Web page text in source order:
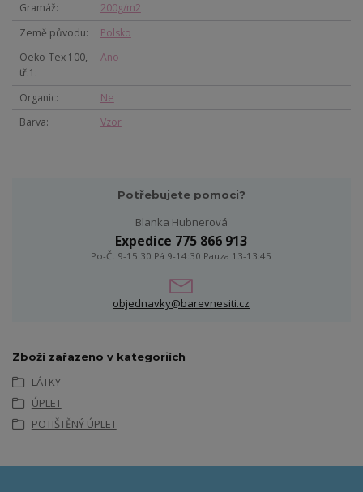
Gramáž
200g/m2
Země původu
Polsko
Oeko-Tex 100,
tř.1
Ano
Organic
Ne
Barva
Vzor
Potřebujete pomoci?
Blanka Hubnerová
Expedice 775 866 913
Po-Čt 9-15:30 Pá 9-14:30 Pauza 13-13:45
objednavky@barevnesiti.cz
Zboží zařazeno v kategoriích
LÁTKY
ÚPLET
POTIŠTĚNÝ ÚPLET